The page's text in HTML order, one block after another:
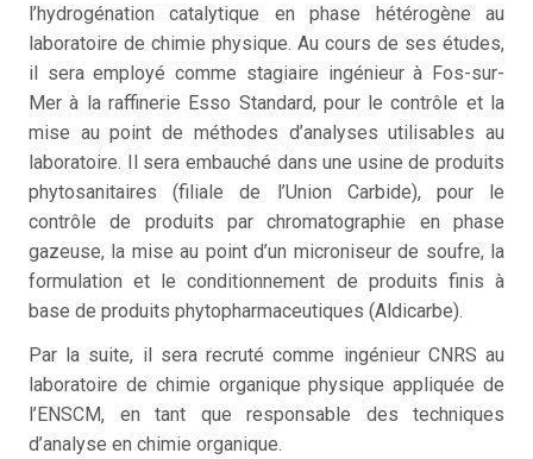
l’hydrogénation catalytique en phase hétérogène au
laboratoire de chimie physique. Au cours de ses études,
il sera employé comme stagiaire ingénieur à Fos-sur-
Mer à la raffinerie Esso Standard, pour le contrôle et la
mise au point de méthodes d’analyses utilisables au
laboratoire. Il sera embauché dans une usine de produits
phytosanitaires (filiale de l’Union Carbide), pour le
contrôle de produits par chromatographie en phase
gazeuse, la mise au point d’un microniseur de soufre, la
formulation et le conditionnement de produits finis à
base de produits phytopharmaceutiques (Aldicarbe).
Par la suite, il sera recruté comme ingénieur CNRS au
laboratoire de chimie organique physique appliquée de
l’ENSCM, en tant que responsable des techniques
d’analyse en chimie organique.